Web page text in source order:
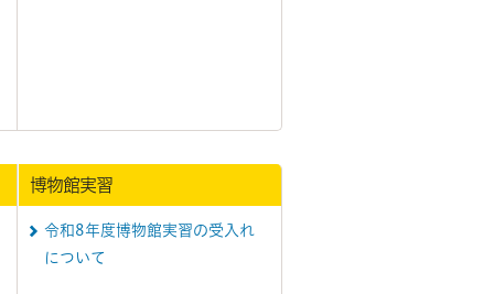
博物館実習
令和8年度博物館実習の受入れ
について